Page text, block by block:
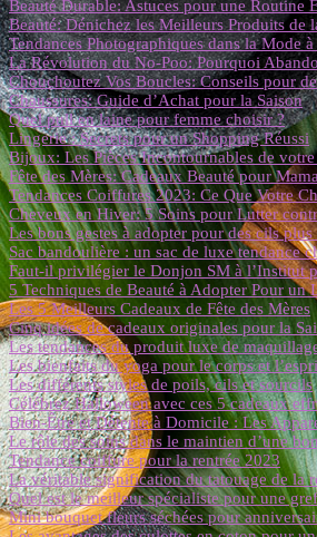
Beauté Durable: Astuces pour une Routine
Beauté: Dénichez les Meilleurs Produits de
Tendances Photographiques dans la Mode
La Révolution du No-Poo: Pourquoi
Chouchoutez Vos Boucles: Conseils pour
Chaussures: Guide d’Achat pour la Saison
Quel pull en laine pour femme choisir ?
Lingerie : Secrets pour un Shopping Réussi
Bijoux: Les Pièces Incontournables de
Fête des Mères: Cadeaux Beauté pour
Tendances Coiffures 2023: Ce Que Votre
Cheveux en Hiver: 5 Soins pour Lutter
Les bons gestes à adopter pour des cils
Sac bandoulière : un sac de luxe tendance
Faut-il privilégier le Donjon SM à l’Institut
5 Techniques de Beauté à Adopter Pour un
Les 5 Meilleurs Cadeaux de Fête des Mères
Cinq idées de cadeaux originales pour la
Les tendances du produit luxe de
Les bienfaits du yoga pour le corps et
Les différents styles de poils, cils et sourcils
Célébrez Halloween avec ces 5 cadeaux
Bien-Être et Détente à Domicile : Les
Le rôle des soins dans le maintien d’une
Tendance coiffure pour la rentrée 2023
La véritable signification du tatouage de la
Quel est le meilleur spécialiste pour une
Mini bouquet fleurs séchées pour